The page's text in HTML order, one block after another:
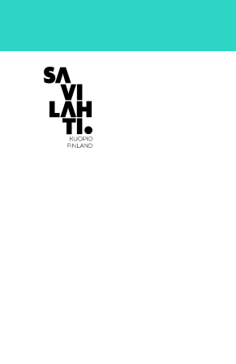
Etusivulle